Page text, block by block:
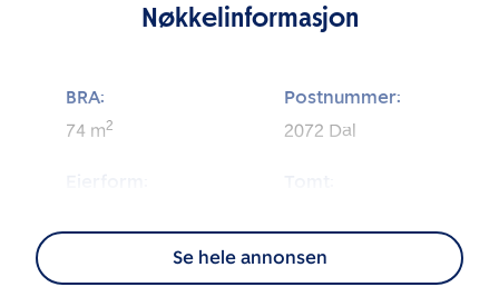
Nøkkelinformasjon
BRA:
74 m2
Postnummer:
2072 Dal
Energimerking:
BRA-i:
Se hele annonsen